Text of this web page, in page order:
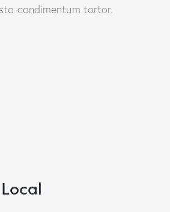
condimentum tortor.
Local